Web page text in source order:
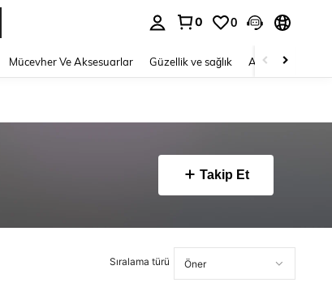
0 0
Mücevher Ve Aksesuarlar Güzellik ve sağlık Ayakkabı
Takip Et
Sıralama türü